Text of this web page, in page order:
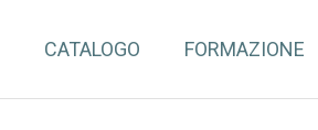
CATALOGO FORMAZIONE